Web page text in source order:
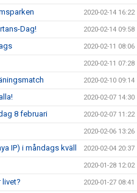
2020-02-14 16:22
Dag! 2020-02-14 09:58
2020-02-11 08:06
2020-02-11 07:28
2020-02-10 09:14
2020-02-07 14:30
8 februari 2020-02-07 11:22
2020-02-06 13:26
IP) i måndags kväll 2020-02-04 20:37
2020-01-28 12:02
livet? 2020-01-27 08:41